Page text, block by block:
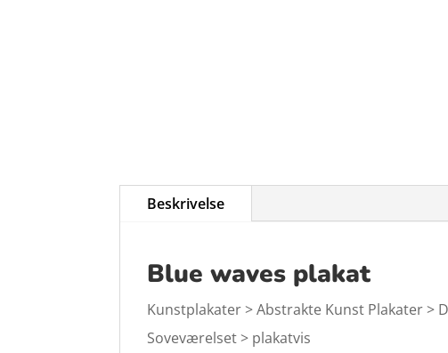
Beskrivelse
Blue waves plakat
Kunstplakater > Abstrakte Kunst Plakater >
Soveværelset > plakatvis